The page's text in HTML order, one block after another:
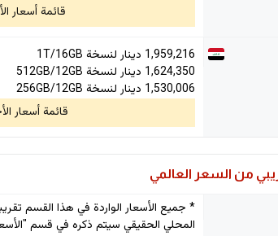
قائمة أسعار
1,959,216 دينار لنسخة 1T/16GB
1,624,350 دينار لنسخة 512GB/12GB
1,530,006 دينار لنسخة 256GB/12GB
قائمة أسعار
من السعر العالمي
المحلي الحقيقي سيتم ذكره في قسم